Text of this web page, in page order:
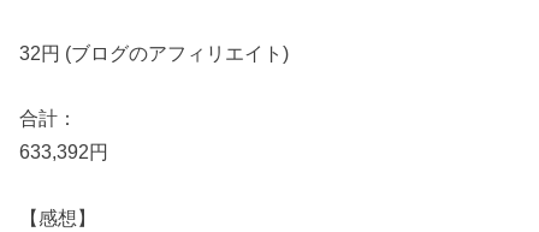
32円 (ブログのアフィリエイト)
合計：
633,392円
【感想】